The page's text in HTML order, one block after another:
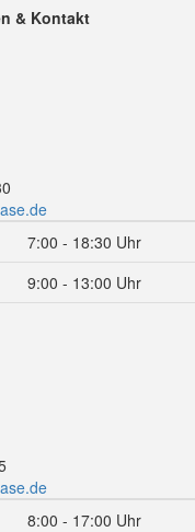
& Kontakt
7:00 - 18:30 Uhr
9:00 - 13:00 Uhr
8:00 - 17:00 Uhr